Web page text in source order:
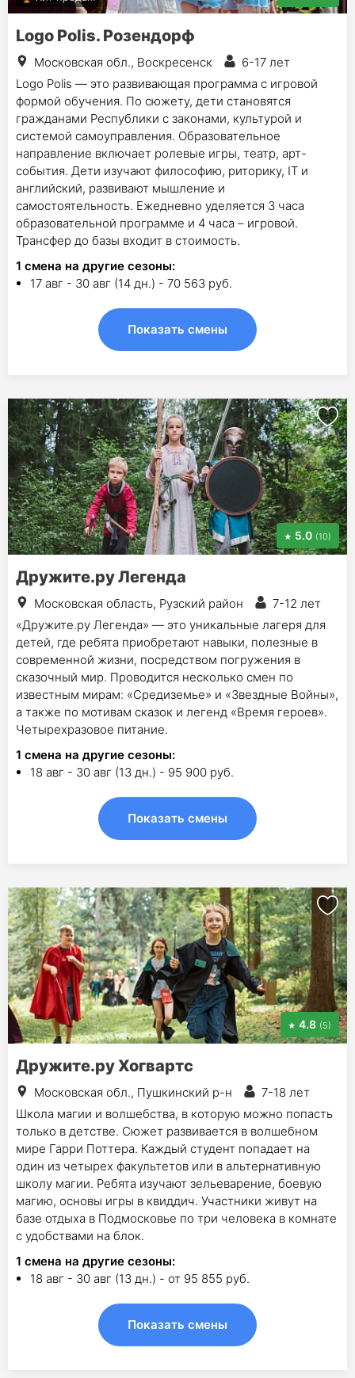
Logo Polis. Розендорф
Московская обл., Воскресенск
6-17 лет
Logo Polis — это развивающая программа с игровой
формой обучения. По сюжету, дети становятся
гражданами Республики с законами, культурой и
системой самоуправления. Образовательное
направление включает ролевые игры, театр, арт-
события. Дети изучают философию, риторику, IT и
английский, развивают мышление и
самостоятельность. Ежедневно уделяется 3 часа
образовательной программе и 4 часа – игровой.
Трансфер до базы входит в стоимость.
1 смена на другие сезоны:
17 авг - 30 авг (14 дн.) - 70 563 руб.
Показать смены
5.0 (10)
Дружите.ру Легенда
Московская область, Рузский район
7-12 лет
«Дружите.ру Легенда» — это уникальные лагеря для
детей, где ребята приобретают навыки, полезные в
современной жизни, посредством погружения в
сказочный мир. Проводится несколько смен по
известным мирам: «Средиземье» и «Звездные Войны»,
а также по мотивам сказок и легенд «Время героев».
Четырехразовое питание.
1 смена на другие сезоны:
18 авг - 30 авг (13 дн.) - 95 900 руб.
Показать смены
4.8 (5)
Дружите.ру Хогвартс
Московская обл., Пушкинский р-н
7-18 лет
Школа магии и волшебства, в которую можно попасть
только в детстве. Сюжет развивается в волшебном
мире Гарри Поттера. Каждый студент попадает на
один из четырех факультетов или в альтернативную
школу магии. Ребята изучают зельеварение, боевую
магию, основы игры в квиддич. Участники живут на
базе отдыха в Подмосковье по три человека в комнате
с удобствами на блок.
1 смена на другие сезоны:
18 авг - 30 авг (13 дн.) - от 95 855 руб.
Показать смены